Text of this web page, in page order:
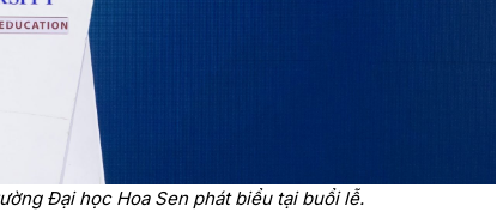
Đại học Hoa Sen phát biểu tại buổi lễ.